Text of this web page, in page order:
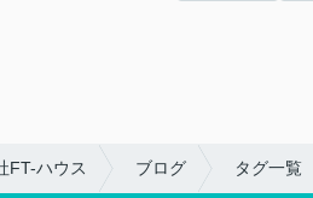
FT-ハウス ブログ タグ一覧